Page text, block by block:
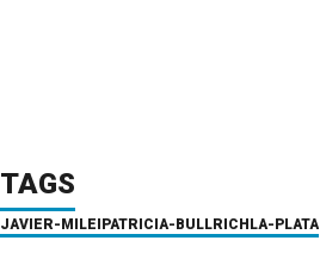
TAGS
JAVIER-MILEIPATRICIA-BULLRICHLA-PLATA